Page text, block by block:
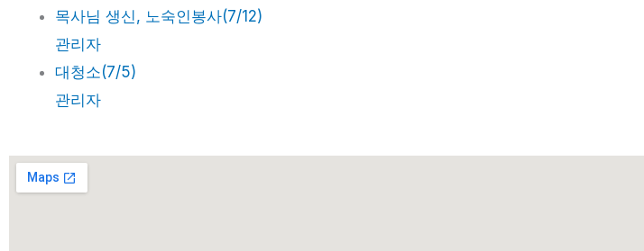
목사님 생신, 노숙인봉사(7/12)
관리자
대청소(7/5)
관리자